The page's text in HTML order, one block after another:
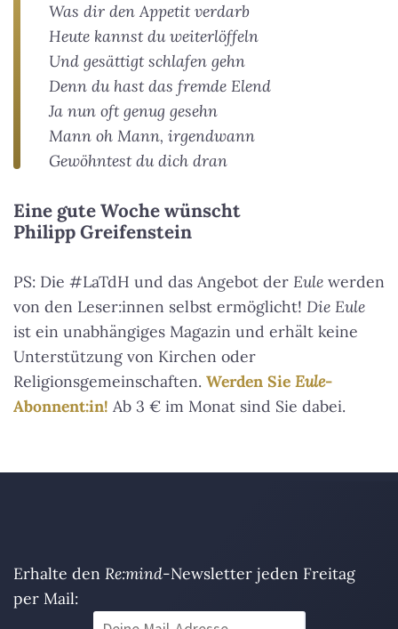
Was dir den Appetit verdarb
Heute kannst du weiterlöffeln
Und gesättigt schlafen gehn
Denn du hast das fremde Elend
Ja nun oft genug gesehn
Mann oh Mann, irgendwann
Gewöhntest du dich dran
Eine gute Woche wünscht
Philipp Greifenstein
PS: Die #LaTdH und das Angebot der Eule werden
von den Leser:innen selbst ermöglicht! Die Eule
ist ein unabhängiges Magazin und erhält keine
Unterstützung von Kirchen oder
Religionsgemeinschaften. Werden Sie Eule-
Abonnent:in! Ab 3 € im Monat sind Sie dabei.
Erhalte den Re:mind-Newsletter jeden Freitag
per Mail: